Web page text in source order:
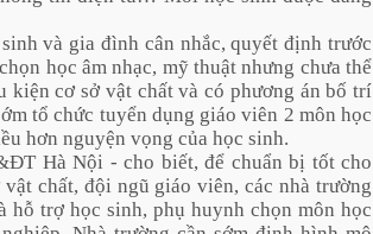
và gia đình cân nhắc, quyết định trước
học âm nhạc, mỹ thuật nhưng chưa thể
kiện cơ sở vật chất và có phương án bố trí
tổ chức tuyển dụng giáo viên 2 môn học
hơn nguyện vọng của học sinh.
Hà Nội - cho biết, để chuẩn bị tốt cho
chất, đội ngũ giáo viên, các nhà trường
hỗ trợ học sinh, phụ huynh chọn môn học